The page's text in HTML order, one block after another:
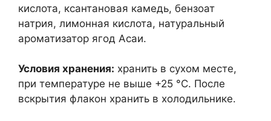
кислота, ксантановая камедь, бензоат
натрия, лимонная кислота, натуральный
ароматизатор ягод Асаи.
Условия хранения: хранить в сухом месте,
при температуре не выше +25 °С. После
вскрытия флакон хранить в холодильнике.